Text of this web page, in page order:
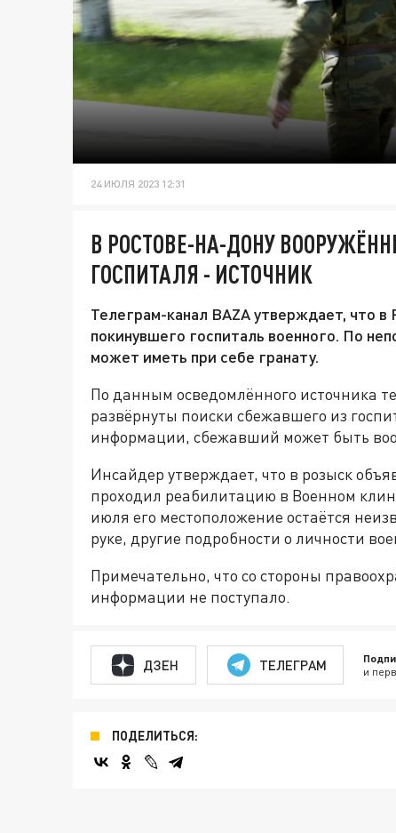
24 ИЮЛЯ 2023 12:31
В РОСТОВЕ-НА-ДОНУ
ГОСПИТАЛЯ - ИСТОЧНИК
Телеграм-канал BAZA утверждает, что
покинувшего госпиталь военного. По
может иметь при себе гранату.
По данным осведомлённого источника
развёрнуты поиски сбежавшего из
информации, сбежавший может быть
Инсайдер утверждает, что в розыск
проходил реабилитацию в Военном
июля его местоположение остаётся
руке, другие подробности о личности
Примечательно, что со стороны
информации не поступало.
ДЗЕН ТЕЛЕГРАМ и
ПОДЕЛИТЬСЯ: